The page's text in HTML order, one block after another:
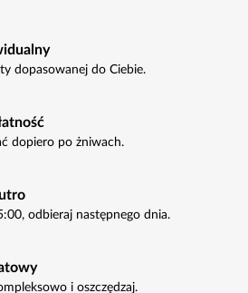
dopasowanej do Ciebie.
dopiero po żniwach.
odbieraj następnego dnia.
i oszczędzaj.